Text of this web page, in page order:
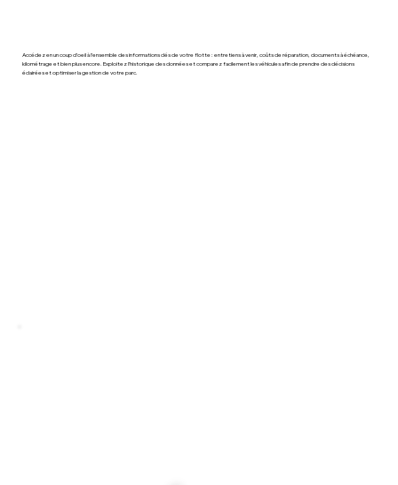
Accédez en un coup d’oeil à l’ensemble des informations clés de votre flotte : entretiens à venir, coûts de réparation, documents à échéance,
kilométrage et bien plus encore. Exploitez l’historique des données et comparez facilement les véhicules afin de prendre des décisions
éclairées et optimiser la gestion de votre parc.